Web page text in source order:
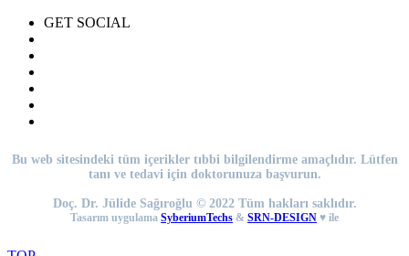
GET SOCIAL
Bu web sitesindeki tüm içerikler tıbbi bilgilendirme amaçlıdır. Lütfen
tanı ve tedavi için doktorunuza başvurun.
Doç. Dr. Jülide Sağıroğlu © 2022 Tüm hakları saklıdır.
Tasarım uygulama SyberiumTechs & SRN-DESIGN ♥ ile